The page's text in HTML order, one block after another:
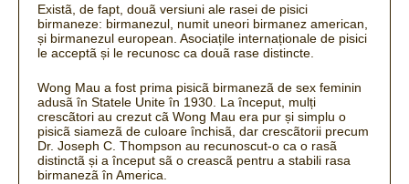
Existã, de fapt, douã versiuni ale rasei de pisici
birmaneze: birmanezul, numit uneori birmanez american,
și birmanezul european. Asociațile internaționale de pisici
le acceptã și le recunosc ca douã rase distincte.
Wong Mau a fost prima pisicã birmanezã de sex feminin
adusã în Statele Unite în 1930. La început, mulți
crescãtori au crezut cã Wong Mau era pur și simplu o
pisicã siamezã de culoare închisã, dar crescãtorii precum
Dr. Joseph C. Thompson au recunoscut-o ca o rasã
distinctã și a început sã o creascã pentru a stabili rasa
birmanezã în America.